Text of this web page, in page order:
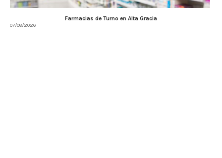
Farmacias de Turno en Alta Gracia
07/08/2026